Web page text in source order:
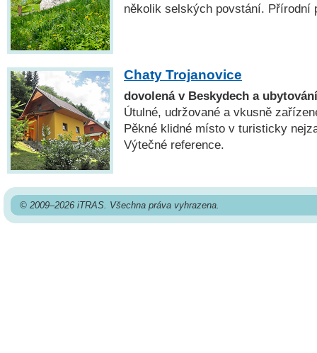
několik selských povstání. Přírodní
Chaty Trojanovice
dovolená v Beskydech a
Útulné, udržované a vkusně
Pěkné klidné místo v turisticky
Výtečné reference.
© 2009–2026 iTRAS. Všechna práva vyhrazena.